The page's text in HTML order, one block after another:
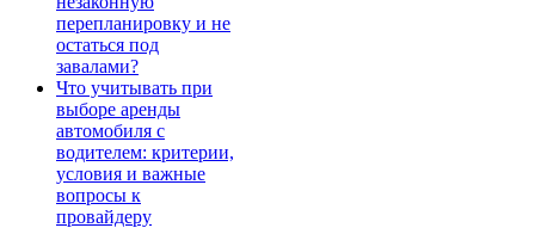
перепланировку и не
остаться под
завалами?
Что учитывать при
выборе аренды
автомобиля с
водителем: критерии,
условия и важные
вопросы к
провайдеру